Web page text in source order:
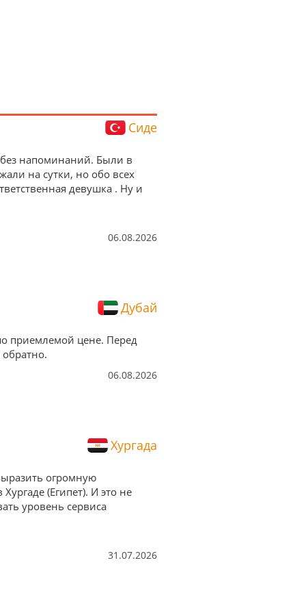
Сиде
без напоминаний. Были в
на сутки, но обо всех
девушка . Ну и
06.08.2026
Дубай
приемлемой цене. Перед
06.08.2026
Хургада
огромную
(Египет). И это не
уровень сервиса
31.07.2026